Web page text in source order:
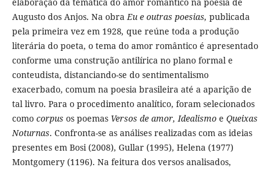
Augusto dos Anjos. Na obraEu e outras poesias, publicada
pela primeira vez em 1928, que reúne toda a produção
literária do poeta, o tema do amor romântico é apresentado
conforme uma construção antilírica no plano formal e
conteudista, distanciando-se do sentimentalismo
exacerbado, comum na poesia brasileira até a aparição de
tal livro. Para o procedimento analítico, foram selecionados
como corpus os poemas Versos de amor, Idealismoe Queixas
Noturnas. Confronta-se as análises realizadas com as ideias
presentes em Bosi (2008), Gullar (1995), Helena (1977)
Montgomery (1196). Na feitura dos versos analisados,